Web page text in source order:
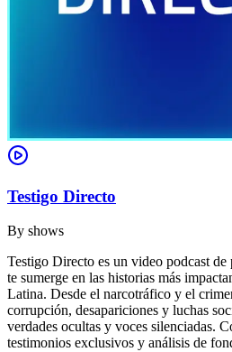
Testigo Directo
By shows
Testigo Directo es un video podcast
te sumerge en las historias más
Latina. Desde el narcotráfico y el
corrupción, desapariciones y luchas
verdades ocultas y voces silenciadas.
testimonios exclusivos y análisis de